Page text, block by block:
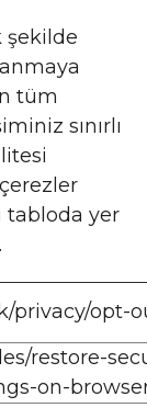
şekilde
tüm
sınırlı
tabloda yer
privacy/opt-
restore-
on-